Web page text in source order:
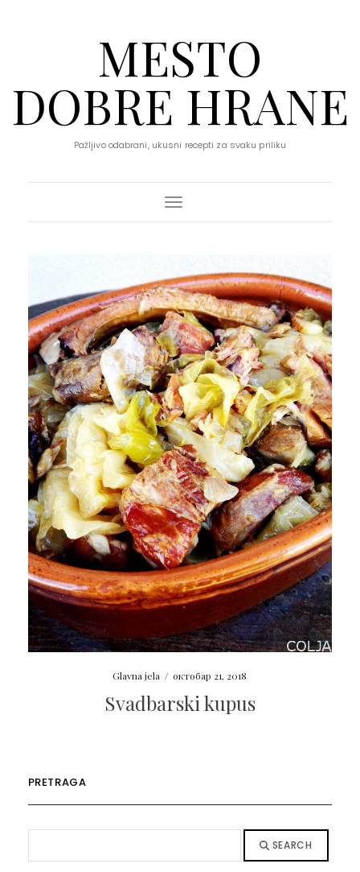
MESTO
DOBRE HRANE
Pažljivo odabrani, ukusni recepti za svaku priliku
Toggle Navigation
Glavna jela / октобар 21, 2018
Svadbarski kupus
PRETRAGA
SEARCH